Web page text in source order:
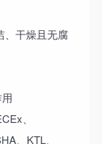
、干燥且无腐
、
、KTL、